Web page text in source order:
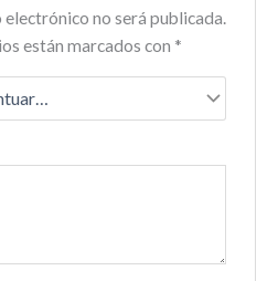
no será publicada.
están marcados con *